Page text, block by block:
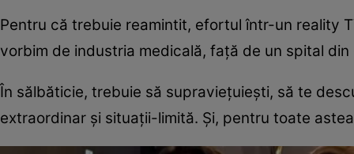
Pentru că trebuie reamintit, efortul într-un reality
vorbim de industria medicală, față de un spital
În sălbăticie, trebuie să supraviețuiești, să te
extraordinar și situații-limită. Și, pentru toate